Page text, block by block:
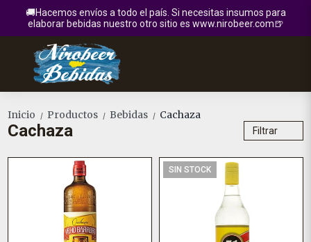
🚚Hacemos envíos a todo el país. Si necesitas insumos para
elaborar bebidas nuestro otro sitio es www.nirobeer.com🍺
Inicio / Productos / Bebidas / Cachaza
Cachaza Filtrar
SIN STOCK